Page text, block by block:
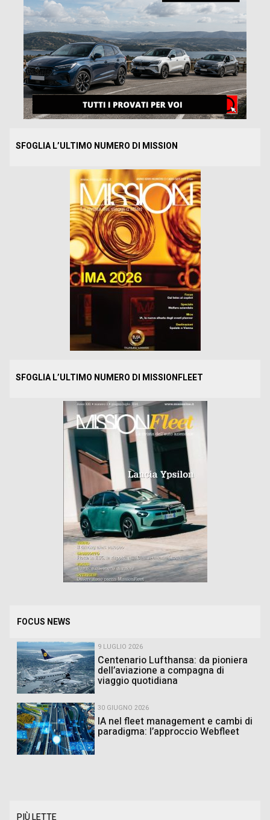
SFOGLIA L’ULTIMO NUMERO DI MISSION
SFOGLIA L’ULTIMO NUMERO DI MISSIONFLEET
FOCUS NEWS
9 LUGLIO 2026
Centenario Lufthansa: da pioniera
dell’aviazione a compagna di
viaggio quotidiana
30 GIUGNO 2026
IA nel fleet management e cambi di
paradigma: l’approccio Webfleet
PIÙ LETTE